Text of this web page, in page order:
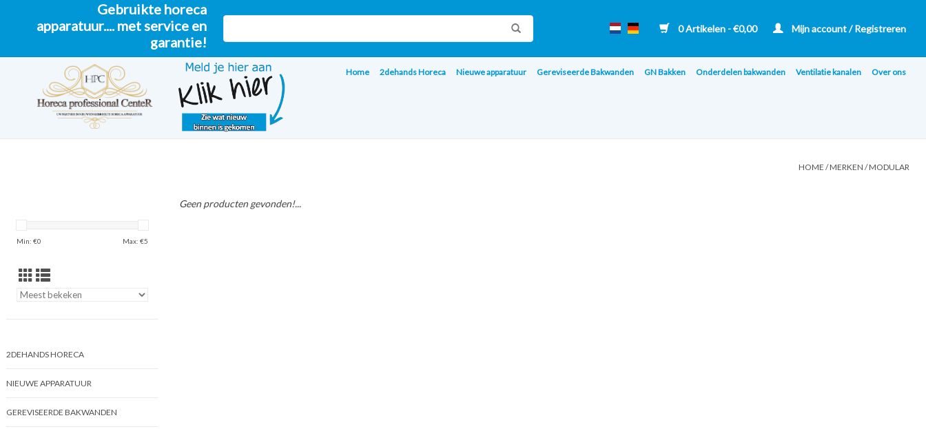
Gebruikte horeca
apparatuur.... met service en
garantie!
0 Artikelen - €0,00 Mijn account / Registreren
Home 2dehands Horeca Nieuwe apparatuur Gereviseerde Bakwanden GN Bakken Onderdelen bakwanden Ventilatie kanalen Over ons
HOME /MERKEN /MODULAR
Min: €0 Max: €5
2DEHANDS HORECA
NIEUWE APPARATUUR
GEREVISEERDE BAKWANDEN
Geen producten gevonden!...